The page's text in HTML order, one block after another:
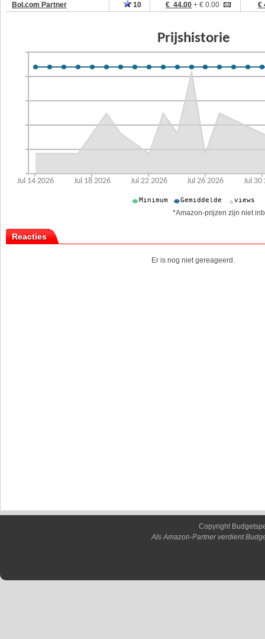
Bol.com Partner 10 € 44.00 + € 0.00 €
*Amazon-prijzen zijn niet
Reacties
Er is nog niet gereageerd.
Copyright
Als Amazon-Partner verdient